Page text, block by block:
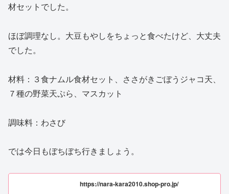
材セットでした。
ほぼ調理なし。大豆もやしをちょっと食べたけど、大丈夫
でした。
材料：３食ナムル食材セット、ささがきごぼうジャコ天、
７種の野菜天ぷら、マスカット
調味料：わさび
では今日もぼちぼち行きましょう。
https://nara-kara2010.shop-pro.jp/